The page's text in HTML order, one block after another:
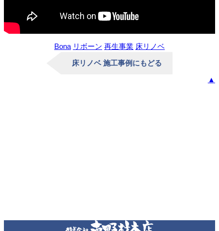
Bona リボーン 再生事業 床リノベ
床リノベ 施工事例にもどる
▲